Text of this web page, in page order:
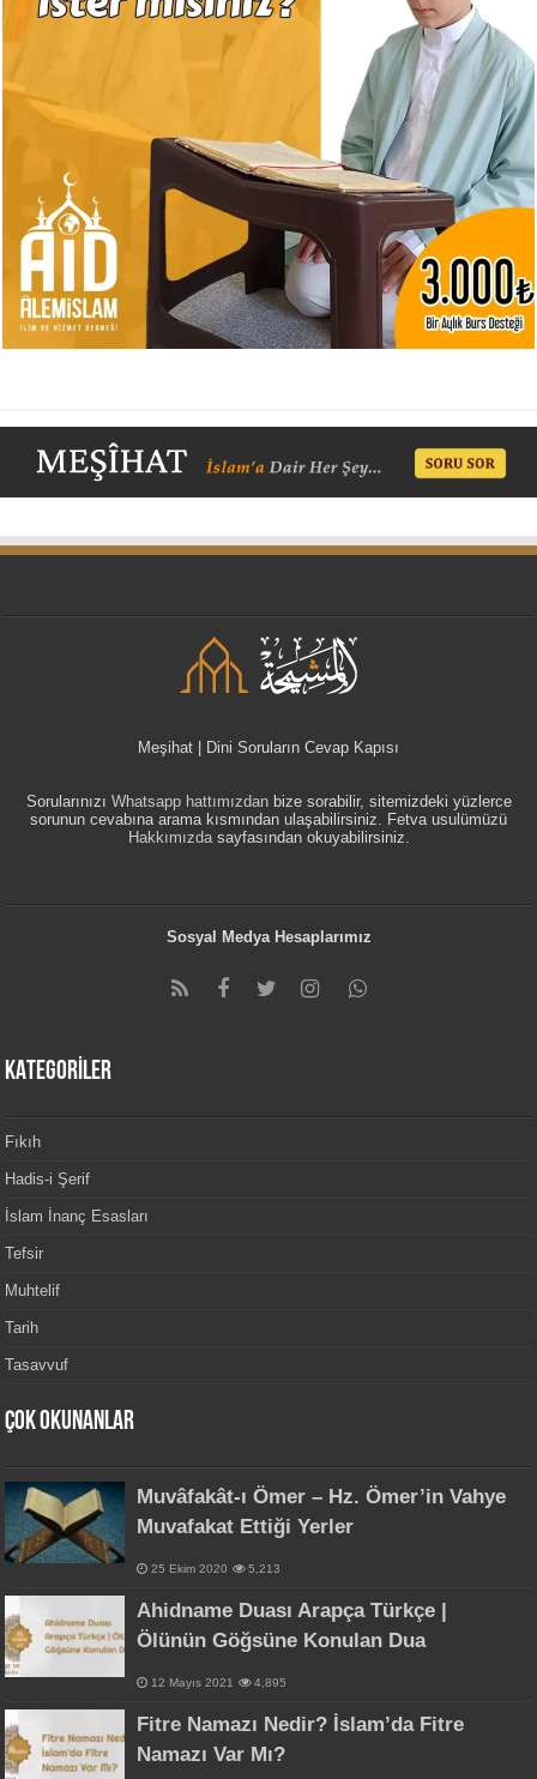
Meşihat | Dini Soruların Cevap Kapısı
Sorularınızı Whatsapp hattımızdanbize sorabilir, sitemizdeki yüzlerce
sorunun cevabına arama kısmından ulaşabilirsiniz. Fetva usulümüzü
Hakkımızdasayfasından okuyabilirsiniz.
Sosyal Medya Hesaplarımız
KATEGORİLER
Fıkıh
Hadis-i Şerif
İslam İnanç Esasları
Tefsir
Muhtelif
Tarih
Tasavvuf
Çok Okunanlar
Muvâfakât-ı Ömer – Hz. Ömer’in Vahye
Muvafakat Ettiği Yerler
25 Ekim 2020 5,213
Ahidname Duası Arapça Türkçe |
Ölünün Göğsüne Konulan Dua
12 Mayıs 2021 4,895
Fitre Namazı Nedir? İslam’da Fitre
Namazı Var Mı?